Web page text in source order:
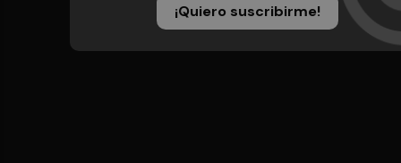
¡Quiero suscribirme!